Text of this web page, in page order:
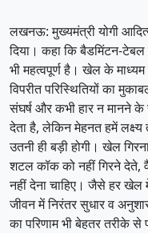
लखनऊ: मुख्यमंत्री योगी
दिया। कहा कि बैडमिंटन-टेबल
भी महत्वपूर्ण है। खेल के
विपरीत परिस्थितियों का
संघर्ष और कभी हार न मानने
देता है, लेकिन मेहनत हमें लक्ष्य
उतनी ही बड़ी होगी। खेल
शटल कॉक को नहीं गिरने देते,
नहीं देना चाहिए। जैसे हर खेल
जीवन में निरंतर सुधार व
का परिणाम भी बेहतर तरीके से